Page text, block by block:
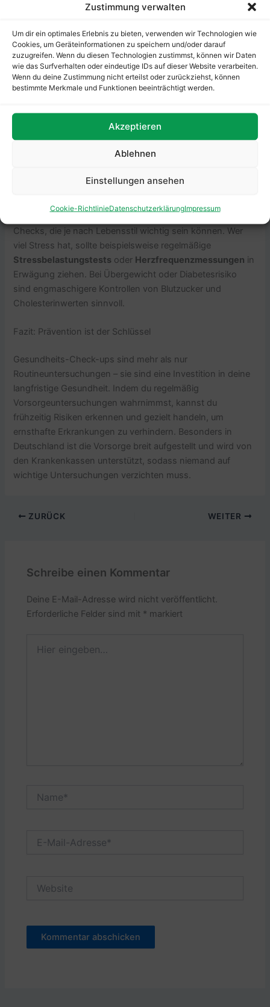
Zustimmung verwalten
Um dir ein optimales Erlebnis zu bieten, verwenden wir Technologien wie
Cookies, um Geräteinformationen zu speichern und/oder darauf
zuzugreifen. Wenn du diesen Technologien zustimmst, können wir Daten
wie das Surfverhalten oder eindeutige IDs auf dieser Website verarbeiten.
Wenn du deine Zustimmung nicht erteilst oder zurückziehst, können
bestimmte Merkmale und Funktionen beeinträchtigt werden.
Akzeptieren
Ablehnen
Einstellungen ansehen
Cookie-RichtlinieDatenschutz­erklärungImpressum
besonders nach der Menopause, haben ein höheres
Risiko für Osteoporose. Eine Knochendichtemessung
kann helfen, das Risiko für Knochenbrüche
einzuschätzen.
Jahren sollten sie regelmäßig ihren Blutdruck,
Individuelle Check-ups je nach Lebensstil
Neben den Standarduntersuchungen gibt es spezifische
Checks, die je nach Lebensstil wichtig sein können. Wer
viel Stress hat, sollte beispielsweise regelmäßige
Stressbelastungstests oder Herzfrequenzmessungen in
Erwägung ziehen. Bei Übergewicht oder Diabetesrisiko
sind engmaschigere Kontrollen von Blutzucker und
Cholesterinwerten sinnvoll.
Fazit: Prävention ist der Schlüssel
Gesundheits-Check-ups sind mehr als nur
Routineuntersuchungen – sie sind eine Investition in deine
langfristige Gesundheit. Indem du regelmäßig
Vorsorgeuntersuchungen wahrnimmst, kannst du
frühzeitig Risiken erkennen und gezielt handeln, um
ernsthafte Erkrankungen zu verhindern. Besonders in
Deutschland ist die Vorsorge breit aufgestellt und wird von
den Krankenkassen unterstützt, sodass niemand auf
wichtige Untersuchungen verzichten muss.
ZURÜCK WEITER
Schreibe einen Kommentar
Deine E-Mail-Adresse wird nicht veröffentlicht.
Erforderliche Felder sind mit * markiert
eingeben…
Mail-